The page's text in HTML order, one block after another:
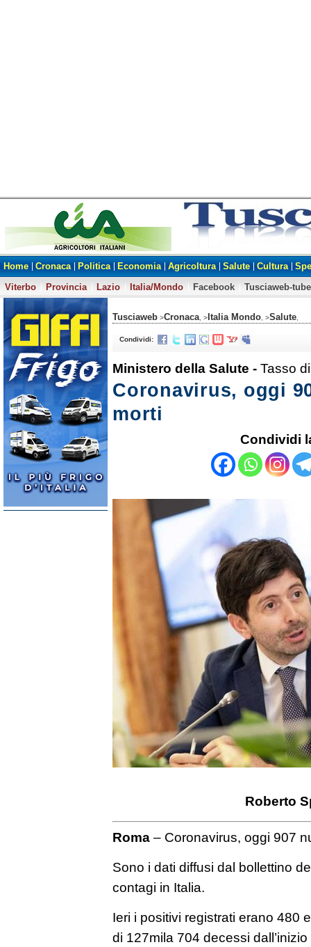
Home Cronaca Politica Economia Agricoltura Salute Cultura
Viterbo
Provincia Lazio Italia/Mondo Facebook Tusciaweb-tube
Tusciaweb >Cronaca , > Italia Mondo , >Salute
Condividi:
Ministero della Salute - Tasso
Coronavirus, oggi
morti
Condividi
Roberto
Roma – Coronavirus, oggi 907
Sono i dati diffusi dal bollettino
contagi in Italia.
Ieri i positivi registrati erano 480
di 127mila 704 decessi